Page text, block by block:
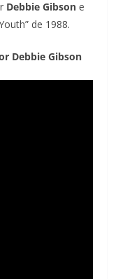
Debbie Gibson e
de 1988.
Debbie Gibson